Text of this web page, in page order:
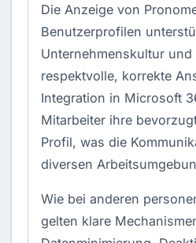
Die Anzeige von
Benutzerprofilen
Unternehmenskultur
respektvolle, korrekte
Integration in Microsoft
Mitarbeiter ihre
Profil, was die
diversen
Wie bei anderen
gelten klare